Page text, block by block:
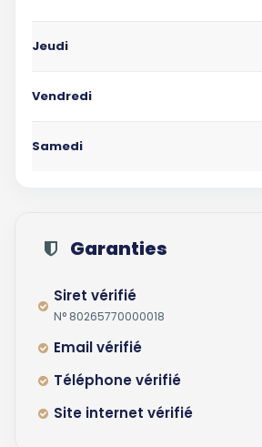
Jeudi
Vendredi
Samedi
Garanties
Siret vérifié
N° 80265770000018
Email vérifié
Téléphone vérifié
Site internet vérifié